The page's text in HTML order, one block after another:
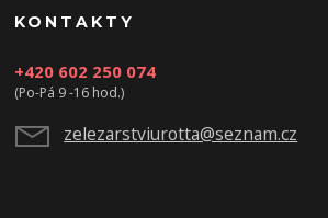
KONTAKTY
+420 602 250 074
(Po-Pá 9 -16 hod.)
zelezarstviurotta@seznam.cz